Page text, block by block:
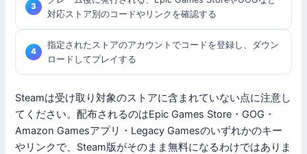
対応ストア別のコードやリンクを確認する
指定されたストアのアカウントでコードを登録し、ダウン
ロードしてプレイする
Steamは受け取り対象のストアに含まれていない点に注意し
てください。配布されるのはEpic Games Store・GOG・
Amazon Gamesアプリ・Legacy Gamesのいずれかのキー
やリンクで、Steam版がそのまま無料になるわけではありま